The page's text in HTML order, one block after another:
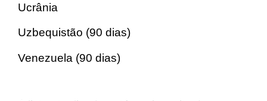
Ucrânia
Uzbequistão (90 dias)
Venezuela (90 dias)